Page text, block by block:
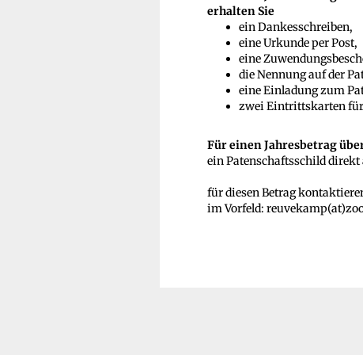
erhalten Sie
ein Dankesschreiben,
eine Urkunde per Post,
eine
die Nennung auf der
eine Einladung zum
zwei Eintrittskarten für
Für einen Jahresbetrag
ein Patenschaftsschild direkt
für diesen Betrag
im Vorfeld: